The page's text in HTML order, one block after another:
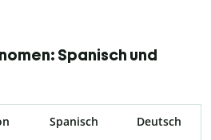
Spanisch und
Spanisch Deutsch